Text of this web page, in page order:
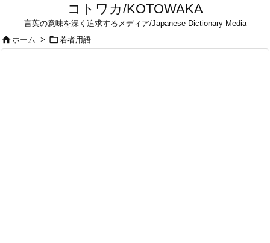
コトワカ/KOTOWAKA
言葉の意味を深く追求するメディア/Japanese Dictionary Media
ホーム > 若者用語